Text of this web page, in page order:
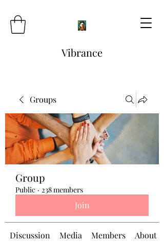
Vibrance
Groups
Group
Public · 238 members
Join
Discussion Media Members About